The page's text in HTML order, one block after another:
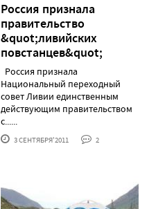
Россия признала
правительство
&quot;ливийских
повстанцев&quot;
Россия признала
Национальный переходный
совет Ливии единственным
действующим правительством
с......
3 СЕНТЯБРЯ'2011 2